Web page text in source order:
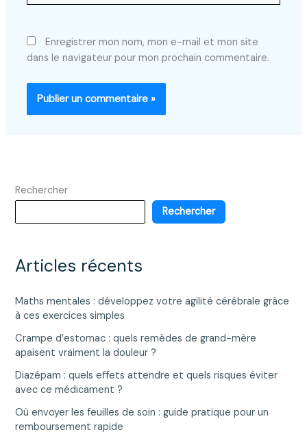
Enregistrer mon nom, mon e-mail et mon site
dans le navigateur pour mon prochain commentaire.
Rechercher
Rechercher
Articles récents
Maths mentales : développez votre agilité cérébrale grâce
à ces exercices simples
Crampe d’estomac : quels remèdes de grand-mère
apaisent vraiment la douleur ?
Diazépam : quels effets attendre et quels risques éviter
avec ce médicament ?
Où envoyer les feuilles de soin : guide pratique pour un
remboursement rapide